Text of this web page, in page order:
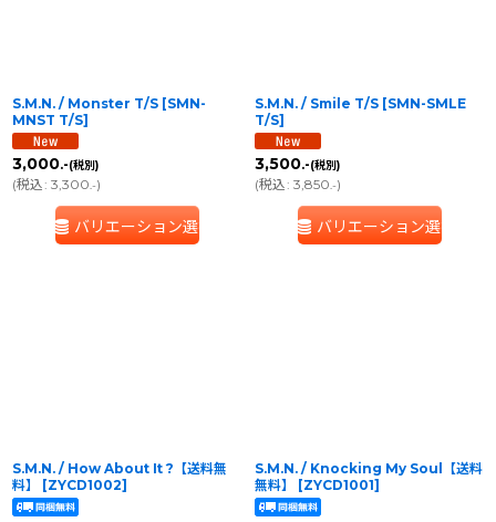
S.M.N. / Monster T/S [SMN-
MNST T/S]
3,000.-(税別)
(税込: 3,300.-)
バリエーション選択
S.M.N. / Smile T/S [SMN-SMLE
T/S]
3,500.-(税別)
(税込: 3,850.-)
バリエーション選択
S.M.N. / How About It ?【送料無
料】
[ZYCD1002]
S.M.N. / Knocking My Soul【送料
無料】
[ZYCD1001]